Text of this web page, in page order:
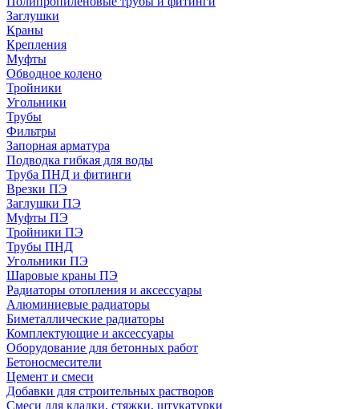
Заглушки
Краны
Крепления
Муфты
Обводное колено
Тройники
Угольники
Трубы
Фильтры
Запорная арматура
Подводка гибкая для воды
Труба ПНД и фитинги
Врезки ПЭ
Заглушки ПЭ
Муфты ПЭ
Тройники ПЭ
Трубы ПНД
Угольники ПЭ
Шаровые краны ПЭ
Радиаторы отопления и аксессуары
Алюминиевые радиаторы
Биметаллические радиаторы
Комплектующие и аксессуары
Оборудование для бетонных работ
Бетоносмесители
Цемент и смеси
Добавки для строительных растворов
Смеси для кладки, стяжки, штукатурки